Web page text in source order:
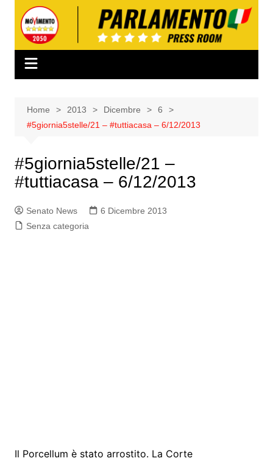
contenuto
Home 2013 Dicembre
6
#5giornia5stelle/21 – #tuttiacasa – 6/12/2013
#5giornia5stelle/21 –
#tuttiacasa – 6/12/2013
Senato News
6 Dicembre 2013
Senza categoria
Il Porcellum è stato arrostito. La Corte